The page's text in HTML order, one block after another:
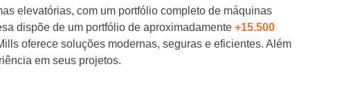
elevatórias, com um portfólio completo de máquinas
dispõe de um portfólio de aproximadamente+15.500
oferece soluções modernas, seguras e eficientes. Além
em seus projetos.